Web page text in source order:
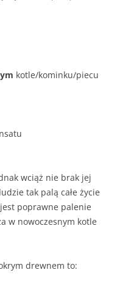
kotle/kominku/piecu
wciąż nie brak jej
tak palą całe życie
jest poprawne palenie
w nowoczesnym kotle
drewnem to: